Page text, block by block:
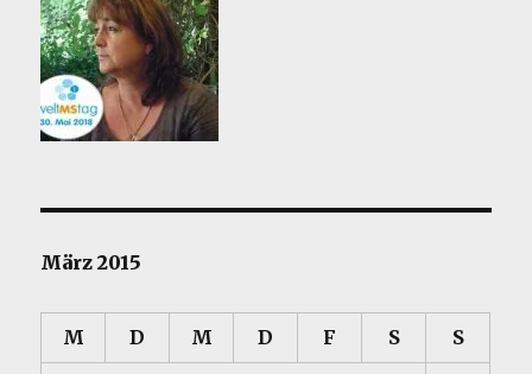
März 2015
M D M D F S S